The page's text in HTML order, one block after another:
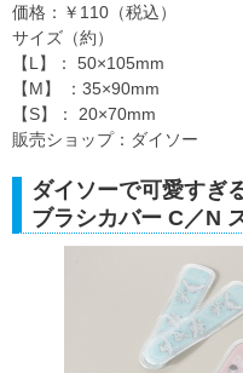
価格：￥110（税込）
サイズ（約）
【L】： 50×105mm
【M】 ：35×90mm
【S】： 20×70mm
販売ショップ：ダイソー
ダイソーで可愛すぎ
ブラシカバー C／N